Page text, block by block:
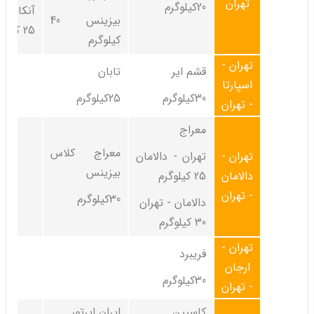
25 کیلوگرم
بیزینس 40
کیلوگرم
20کیلوگرم
تهران
تابان
25کیلوگرم
قشم ایر
30کیلوگرم
تهران -
اسپارتا
- تهران
معراج کلاس
بیزینس
30کیلوگرم
معراج
تهران - دالامان
25 کیلوگرم
دالامان - تهران
30 کیلوگرم
تهران -
دالامان
- تهران
فریبرد
30کیلوگرم
تهران -
ارجان
- تهران